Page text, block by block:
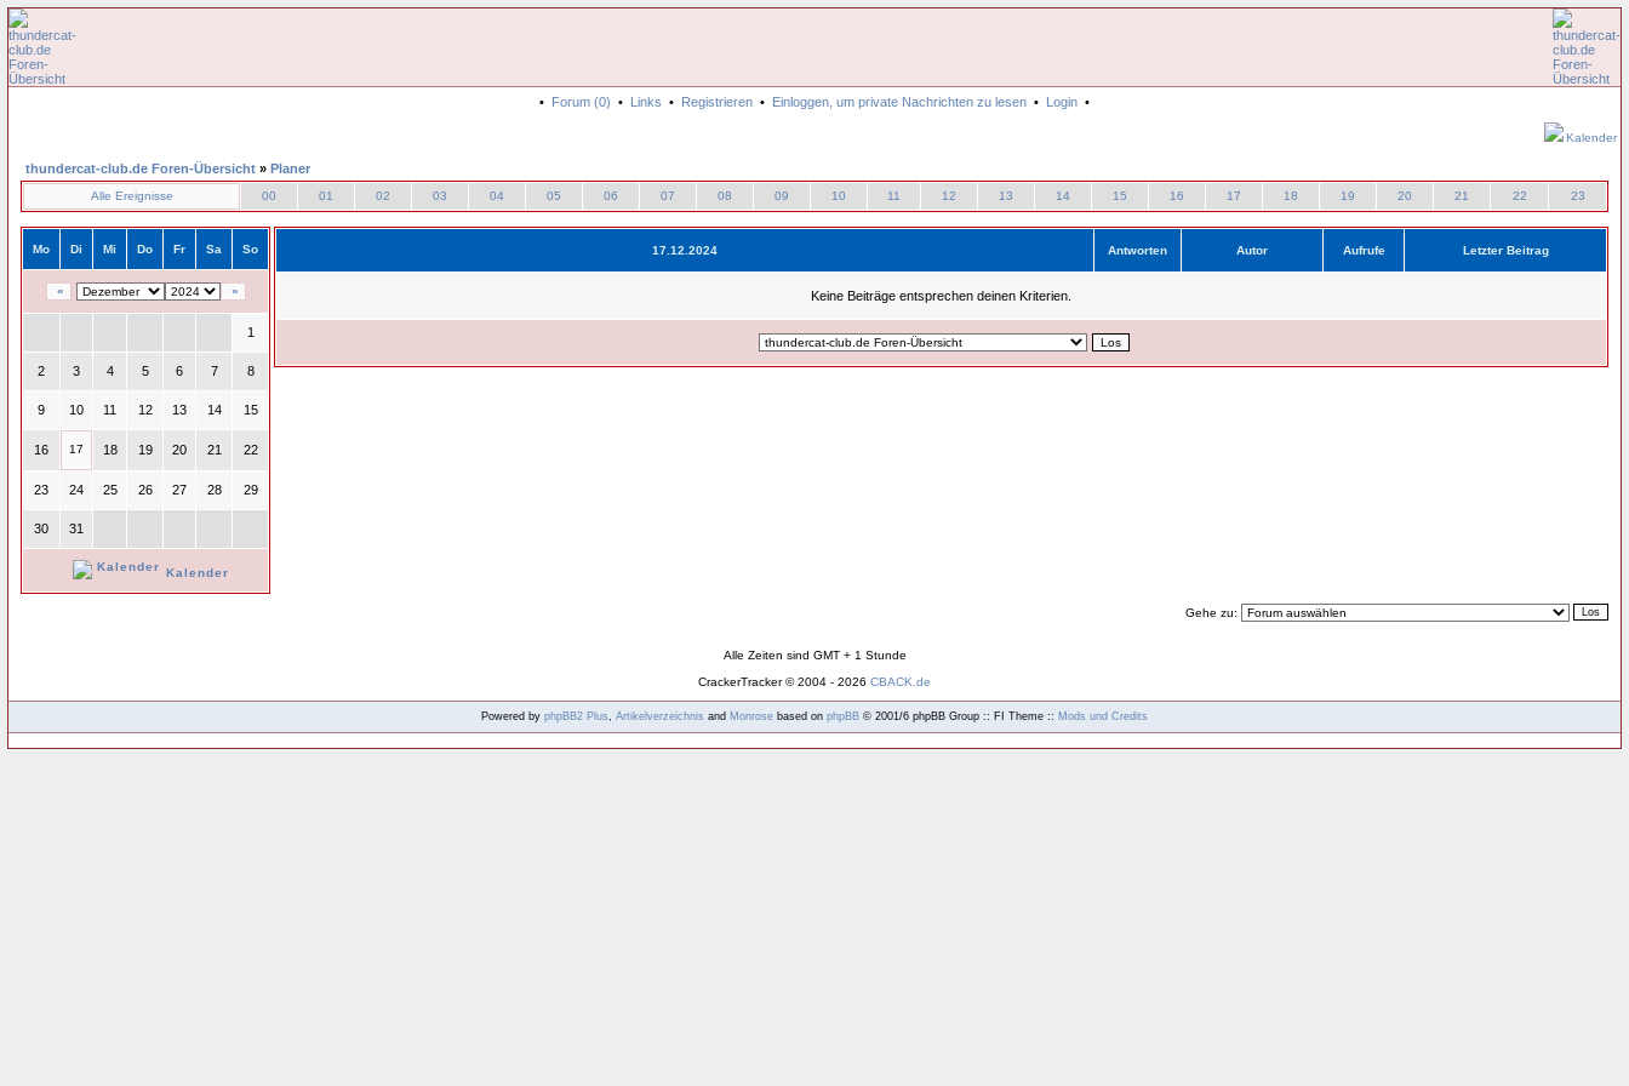
• Forum (0) • Links • Registrieren • Einloggen, um private Nachrichten zu lesen • Login •
Kalender
thundercat-club.de Foren-Übersicht » Planer
Alle Ereignisse 00 01 02 03 04 05 06 07 08 09 10 11 12 13 14 15 16 17 18 19 20 21 22 23
Mo Di Mi Do Fr Sa So
« »
1
2 3 4 5 6 7 8
9 10 11 12 13 14 15
16 17 18 19 20 21 22
23 24 25 26 27 28 29
30 31
Kalender
17.12.2024 Antworten Autor Aufrufe Letzter Beitrag
Keine Beiträge entsprechen deinen Kriterien.
Gehe zu:
Alle Zeiten sind GMT + 1 Stunde
CrackerTracker © 2004 - 2026 CBACK.de
Powered by phpBB2 Plus, Artikelverzeichnis and Monrose based on phpBB © 2001/6 phpBB Group :: FI Theme :: Mods und Credits